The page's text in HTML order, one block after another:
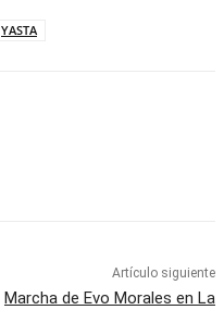
YASTA
Artículo siguiente
Marcha de Evo Morales en La